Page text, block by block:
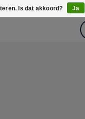
Is dat akkoord? Ja